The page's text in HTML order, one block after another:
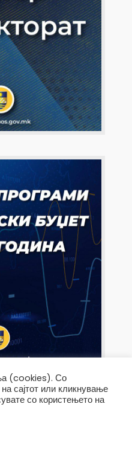
(cookies). Со
сајтот или кликнување
со користењето на